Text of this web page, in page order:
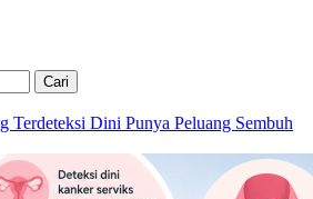
Terdeteksi Dini Punya Peluang Sembuh